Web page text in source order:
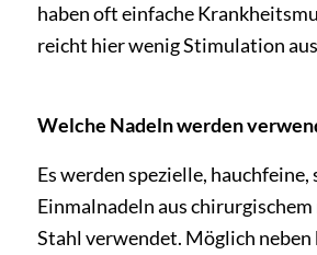
haben oft einfache
reicht hier wenig Stimulation
Welche Nadeln werden
Es werden spezielle,
Einmalnadeln aus
Stahl verwendet. Möglich neben